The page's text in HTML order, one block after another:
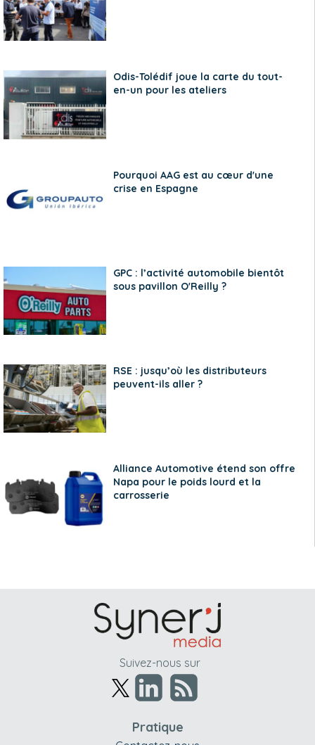
Odis-Tolédif joue la carte du tout-
en-un pour les ateliers
Pourquoi AAG est au cœur d'une
crise en Espagne
GPC : l’activité automobile bientôt
sous pavillon O'Reilly ?
RSE : jusqu’où les distributeurs
peuvent-ils aller ?
Alliance Automotive étend son offre
Napa pour le poids lourd et la
carrosserie
Suivez-nous sur
Pratique